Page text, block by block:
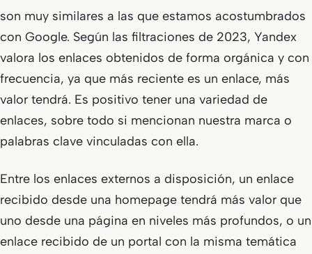
son muy similares a las que estamos acostumbrados
con Google. Según las filtraciones de 2023, Yandex
valora los enlaces obtenidos de forma orgánica y con
frecuencia, ya que más reciente es un enlace, más
valor tendrá. Es positivo tener una variedad de
enlaces, sobre todo si mencionan nuestra marca o
palabras clave vinculadas con ella.
Entre los enlaces externos a disposición, un enlace
recibido desde una homepage tendrá más valor que
uno desde una página en niveles más profundos, o un
enlace recibido de un portal con la misma temática